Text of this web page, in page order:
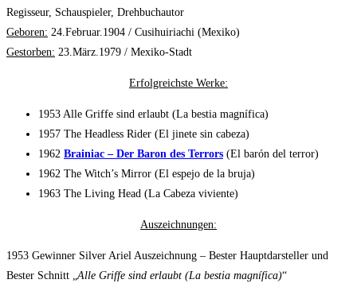
Regisseur, Schauspieler, Drehbuchautor
Geboren: 24.Februar.1904 / Cusihuiriachi (Mexiko)
Gestorben: 23.März.1979 / Mexiko-Stadt
Erfolgreichste Werke:
1953 Alle Griffe sind erlaubt (La bestia magnífica)
1957 The Headless Rider (El jinete sin cabeza)
1962 Brainiac – Der Baron des Terrors (El barón del terror)
1962 The Witch’s Mirror (El espejo de la bruja)
1963 The Living Head (La Cabeza viviente)
Auszeichnungen:
1953 Gewinner Silver Ariel Auszeichnung – Bester Hauptdarsteller und
Bester Schnitt „Alle Griffe sind erlaubt (La bestia magnífica)“